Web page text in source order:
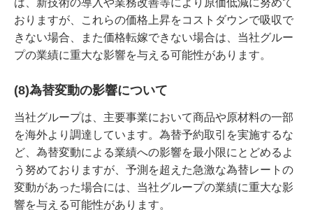
は、新技術の導入や業務改善等により原価低減に努めて
おりますが、これらの価格上昇をコストダウンで吸収で
きない場合、また価格転嫁できない場合は、当社グルー
プの業績に重大な影響を与える可能性があります。
(8)為替変動の影響について
当社グループは、主要事業において商品や原材料の一部
を海外より調達しています。為替予約取引を実施するな
ど、為替変動による業績への影響を最小限にとどめるよ
う努めておりますが、予測を超えた急激な為替レートの
変動があった場合には、当社グループの業績に重大な影
響を与える可能性があります。